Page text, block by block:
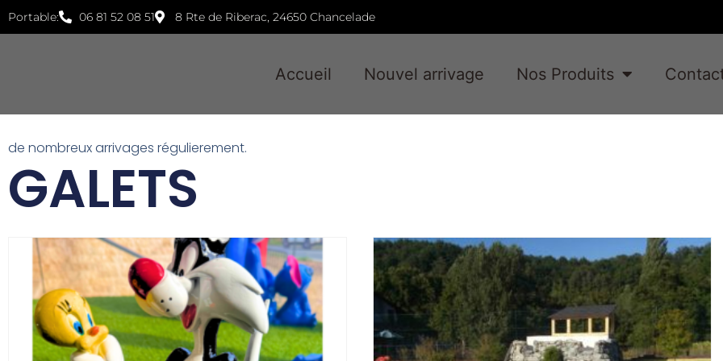
Portable: 06 81 52 08 51 8 Rte de Riberac, 24650 Chancelade
Accueil Nouvel arrivage Nos Produits
de nombreux arrivages régulierement.
GALETS